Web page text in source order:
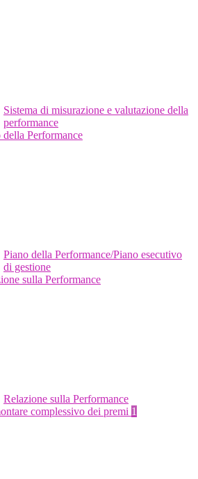
Sistema di misurazione e valutazione della
performance
della Performance
Piano della Performance/Piano esecutivo
di gestione
sulla Performance
Relazione sulla Performance
complessivo dei premi 1